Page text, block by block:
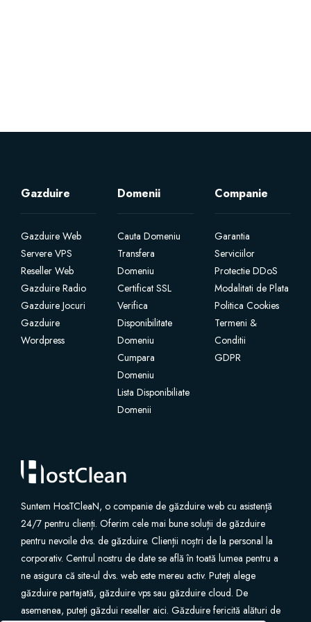
Licente cPanel WHM / WHMSonic
Servere Dedicate
Aplicatii Mobil
Certificados SSL
Construtor de Website
Backup de Website
VPN
SEO Tools
Gazduire
Gazduire Web
Servere VPS
Reseller Web
Gazduire Radio
Gazduire Jocuri
Gazduire
Wordpress
Domenii
Cauta Domeniu
Transfera
Domeniu
Certificat SSL
Verifica
Disponibilitate
Domeniu
Cumpara
Domeniu
Lista Disponibiliate
Domenii
Companie
Garantia
Serviciilor
Protectie DDoS
Modalitati de Plata
Politica Cookies
Termeni &
Conditii
GDPR
Suntem HosTCleaN, o companie de găzduire web cu asistență
24/7 pentru clienți. Oferim cele mai bune soluții de găzduire
pentru nevoile dvs. de găzduire. Clienții noștri de la personal la
corporativ. Centrul nostru de date se află în toată lumea pentru a
ne asigura că site-ul dvs. web este mereu activ. Puteți alege
găzduire partajată, găzduire vps sau găzduire cloud. De
asemenea, puteți găzdui reseller aici. Găzduire fericită alături de